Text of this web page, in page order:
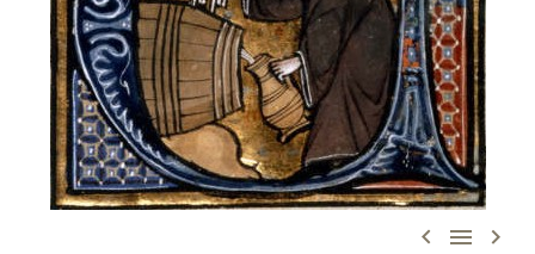
  